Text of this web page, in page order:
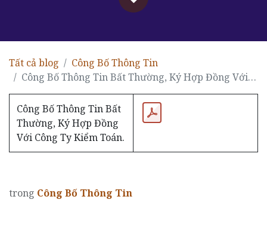
Tất cả blog
Công Bố Thông Tin
Công Bố Thông Tin Bất Thường, Ký Hợp Đồng Với Công Ty Kiểm Toán.
Công Bố Thông Tin Bất
Thường, Ký Hợp Đồng
Với Công Ty Kiểm Toán.
trong Công Bố Thông Tin